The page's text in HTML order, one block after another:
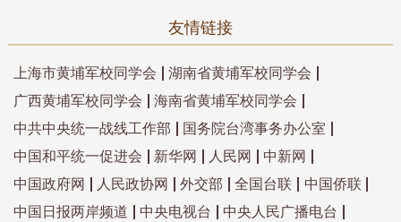
友情链接
上海市黄埔军校同学会
湖南省黄埔军校同学会
广西黄埔军校同学会
海南省黄埔军校同学会
中共中央统一战线工作部
国务院台湾事务办公室
中国和平统一促进会
新华网 人民网
中新网
中国政府网
人民政协网 外交部 全国台联
中国侨联
中国日报两岸频道
中央电视台
中央人民广播电台